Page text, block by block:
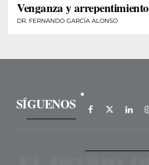
Venganza y arrepentimiento
DR. FERNANDO GARCÍA ALONSO
SÍGUENOS